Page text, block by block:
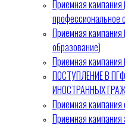
Приемная кампания
профессиональное
Приемная
образование)
Приемная кампания
ПОСТУПЛЕНИЕ В
ИНОСТРАННЫХ
Приемная кампания
Приемная кампания